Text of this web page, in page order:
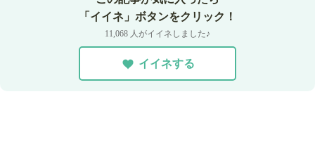
「イイネ」ボタンをクリック！
11,068 人がイイネしました♪
イイネする